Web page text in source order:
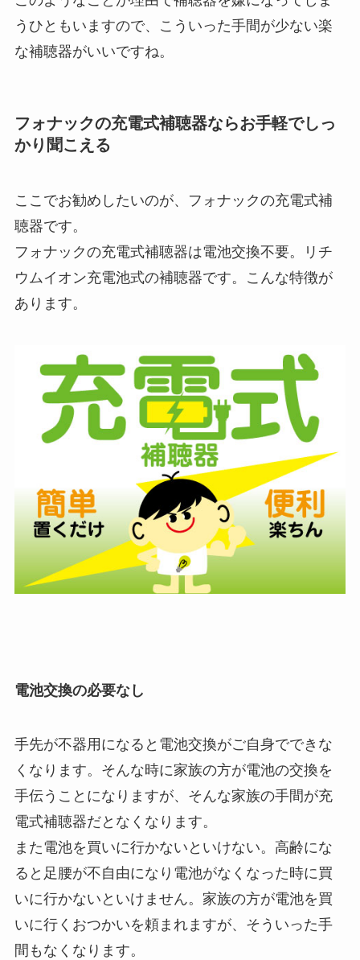
うひともいますので、こういった手間が少ない楽
な補聴器がいいですね。
フォナックの充電式補聴器ならお手軽でしっ
かり聞こえる
ここでお勧めしたいのが、フォナックの充電式補
聴器です。
フォナックの充電式補聴器は電池交換不要。リチ
ウムイオン充電池式の補聴器です。こんな特徴が
あります。
電池交換の必要なし
手先が不器用になると電池交換がご自身でできな
くなります。そんな時に家族の方が電池の交換を
手伝うことになりますが、そんな家族の手間が充
電式補聴器だとなくなります。
また電池を買いに行かないといけない。高齢にな
ると足腰が不自由になり電池がなくなった時に買
いに行かないといけません。家族の方が電池を買
いに行くおつかいを頼まれますが、そういった手
間もなくなります。